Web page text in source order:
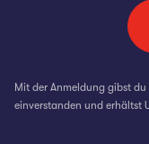
Mit der Anmeldung gibst
einverstanden und erhältst